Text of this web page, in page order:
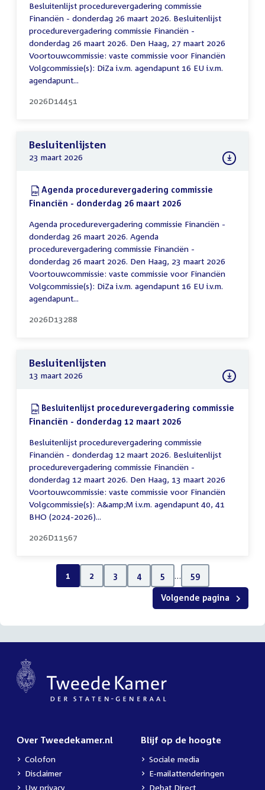
Besluitenlijst procedurevergadering commissie
Financiën - donderdag 26 maart 2026. Besluitenlijst
procedurevergadering commissie Financiën -
donderdag 26 maart 2026. Den Haag, 27 maart 2026
Voortouwcommissie: vaste commissie voor Financiën
Volgcommissie(s): DiZa i.v.m. agendapunt 16 EU i.v.m.
agendapunt...
2026D14451
Besluitenlijsten
23 maart 2026
Download:
Agenda procedurevergadering commissie
Financiën - donderdag 26 maart 2026
Agenda procedurevergadering commissie Financiën -
donderdag 26 maart 2026. Agenda
procedurevergadering commissie Financiën -
donderdag 26 maart 2026. Den Haag, 23 maart 2026
Voortouwcommissie: vaste commissie voor Financiën
Volgcommissie(s): DiZa i.v.m. agendapunt 16 EU i.v.m.
agendapunt...
2026D13288
Besluitenlijsten
13 maart 2026
Download:
Besluitenlijst procedurevergadering commissie
Financiën - donderdag 12 maart 2026
Besluitenlijst procedurevergadering commissie
Financiën - donderdag 12 maart 2026. Besluitenlijst
procedurevergadering commissie Financiën -
donderdag 12 maart 2026. Den Haag, 13 maart 2026
Voortouwcommissie: vaste commissie voor Financiën
Volgcommissie(s): A&amp;M i.v.m. agendapunt 40, 41
BHO (2024-2026)...
2026D11567
1 2 3 4 5 … 59
Volgende pagina
Over Tweedekamer.nl
Colofon
Disclaimer
Uw privacy
Blijf op de hoogte
Sociale media
E-mailattenderingen
Debat Direct